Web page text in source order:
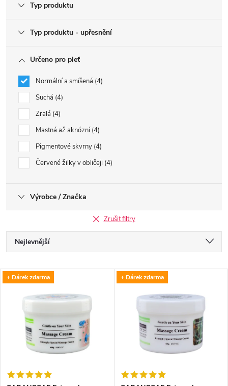
Typ produktu
Typ produktu - upřesnění
Určeno pro pleť
Normální a smíšená 4
Suchá 4
Zralá 4
Mastná až aknózní 4
Pigmentové skvrny 4
Červené žilky v obličeji 4
Výrobce / Značka
Zrušit filtry
Ř
a
í
Nejlevnější
Nejprodávanější
Abecedně
V
+ Dárek zdarma + Dárek zdarma